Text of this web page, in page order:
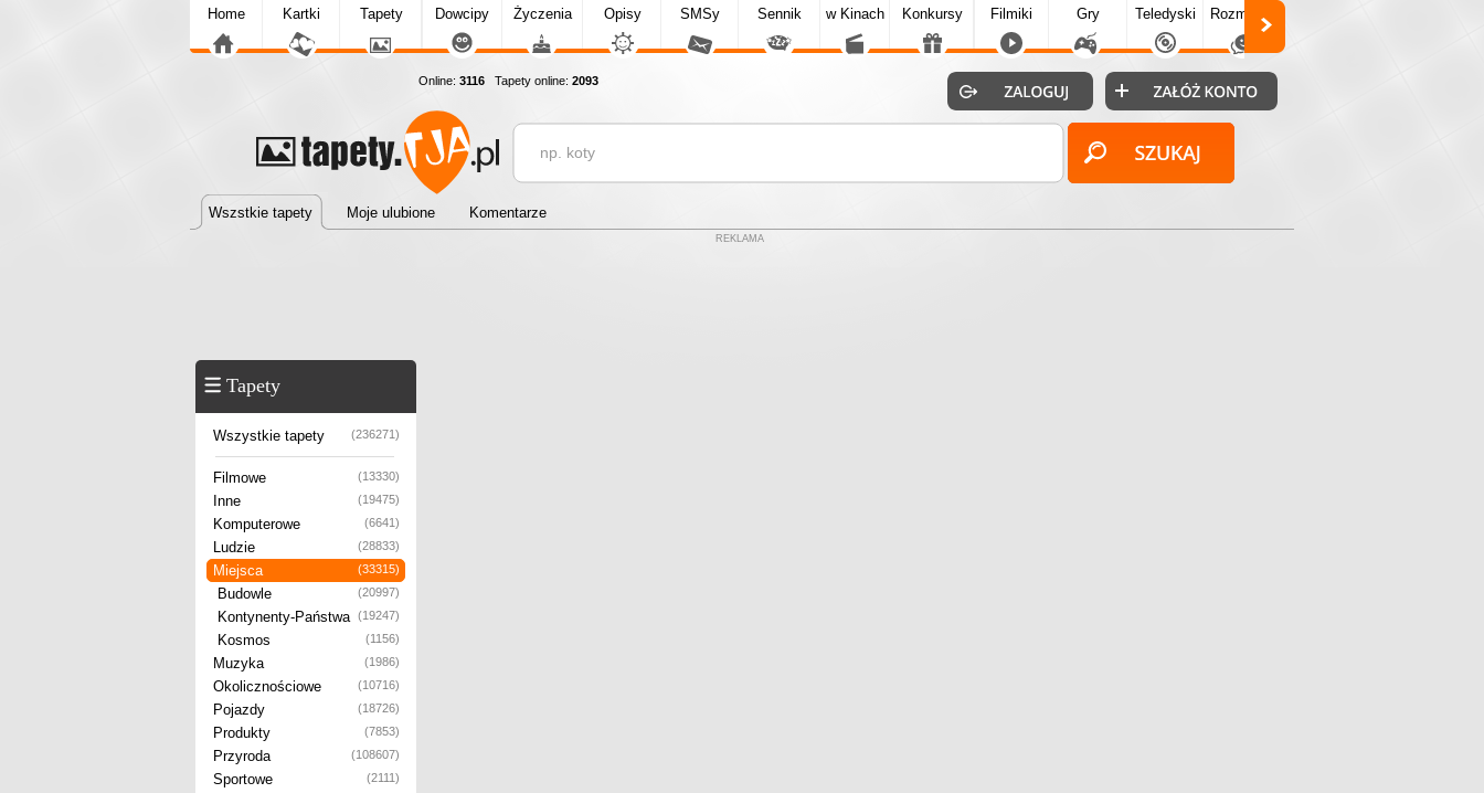
Home Kartki Tapety Dowcipy Życzenia Opisy SMSy Sennik w Kinach Konkursy Filmiki Gry Teledyski Rozmówki
Online: 3116 Tapety online: 2093
Wszstkie tapety Moje ulubione Komentarze
REKLAMA
Tapety
Wszystkie tapety (236271)
Filmowe (13330)
Inne (19475)
Komputerowe (6641)
Ludzie (28833)
Miejsca (33315)
Budowle (20997)
Kontynenty-Państwa (19247)
Kosmos (1156)
Muzyka (1986)
Okolicznościowe (10716)
Pojazdy (18726)
Produkty (7853)
Przyroda (108607)
Sportowe (2111)